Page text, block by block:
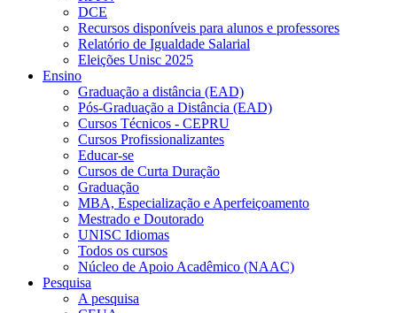
DCE
Recursos disponíveis para alunos e professores
Relatório de Igualdade Salarial
Eleições Unisc 2025
Ensino
Graduação a distância (EAD)
Pós-Graduação a Distância (EAD)
Cursos Técnicos - CEPRU
Cursos Profissionalizantes
Educar-se
Cursos de Curta Duração
Graduação
MBA, Especialização e Aperfeiçoamento
Mestrado e Doutorado
UNISC Idiomas
Todos os cursos
Núcleo de Apoio Acadêmico (NAAC)
Pesquisa
A pesquisa